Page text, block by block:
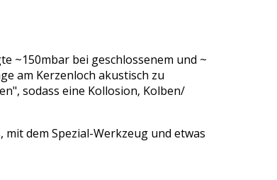
~150mbar bei geschlossenem und ~
am Kerzenloch akustisch zu
sodass eine Kollosion‚ Kolben/
mit dem Spezial-Werkzeug und etwas